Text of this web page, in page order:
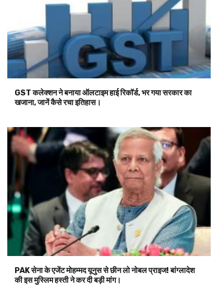
GST कलेक्शन ने बनाया ऑलटाइम हाई रिकॉर्ड, भर गया सरकार का
खजाना, जानें कैसे रचा इतिहास।
PAK सेना के एजेंट मोहम्मद यूनुस से छीन लो नोबल प्राइज! बांग्लादेश
की इस मुस्लिम हस्ती ने कर दी बड़ी मांग।